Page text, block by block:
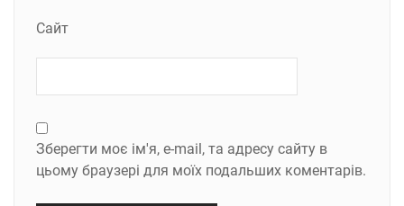
Сайт
Зберегти моє ім'я, e-mail, та адресу сайту в
цьому браузері для моїх подальших коментарів.